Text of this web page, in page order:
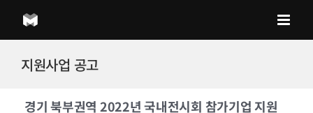
content
지원사업 공고
경기 북부권역 2022년 국내전시회 참가기업 지원